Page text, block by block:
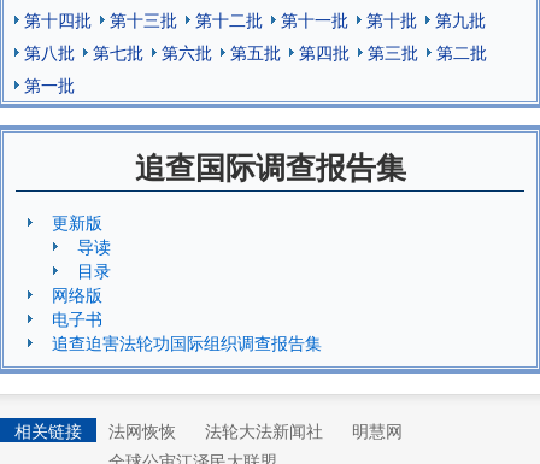
第十四批
第十三批 第十二批 第十一批 第十批
第九批
第八批
第七批 第六批 第五批 第四批 第三批
第二批
第一批
追查国际调查报告集
更新版
导读
目录
网络版
电子书
追查迫害法轮功国际组织调查报告集
相关链接 法网恢恢 法轮大法新闻社
明慧网